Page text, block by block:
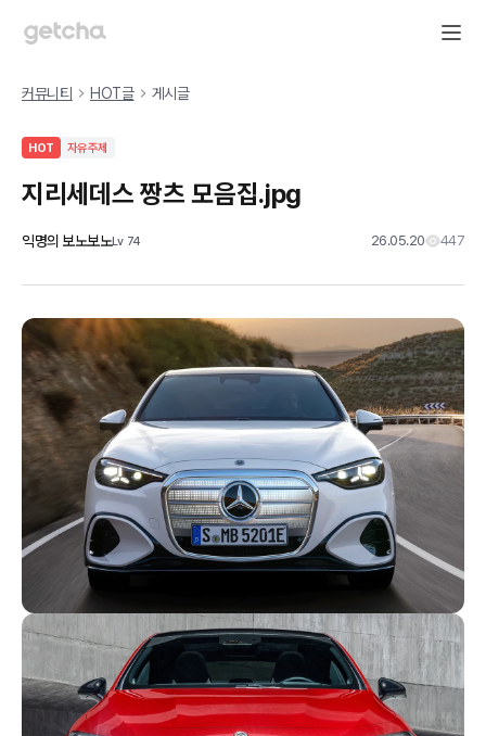
커뮤니티 HOT글 게시글
HOT 자유주제
지리세데스 짱츠 모음집.jpg
익명의 보노보노Lv 74 26.05.20 447